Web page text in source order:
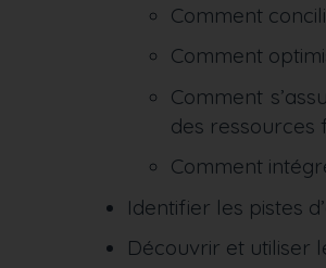
Comment
Comment
Comment
des ressources
Comment
Identifier les pistes
Découvrir et utiliser